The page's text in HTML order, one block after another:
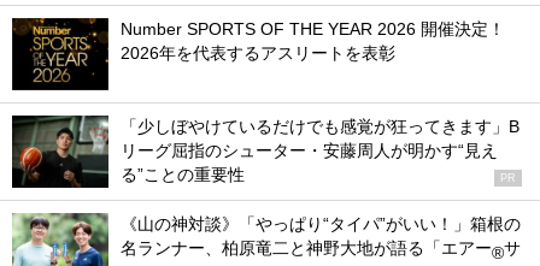
Number SPORTS OF THE YEAR 2026 開催決定！
2026年を代表するアスリートを表彰
「少しぼやけているだけでも感覚が狂ってきます」B
リーグ屈指のシューター・安藤周人が明かす“見え
る”ことの重要性
PR
《山の神対談》「やっぱり“タイパ”がいい！」箱根の
名ランナー、柏原竜二と神野大地が語る「エアー®サ